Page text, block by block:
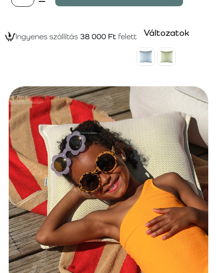
Ingyenes szállítás 38 000 Ft felett Változatok